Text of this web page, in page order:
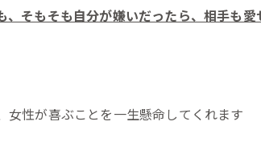
、そもそも自分が嫌いだったら、相手も愛
性が喜ぶことを一生懸命してくれます